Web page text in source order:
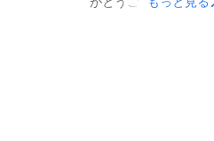
愛媛の新しいお土産と